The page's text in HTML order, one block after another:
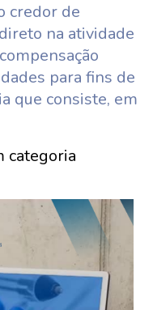
credor de
na atividade
para fins de
que consiste, em
categoria